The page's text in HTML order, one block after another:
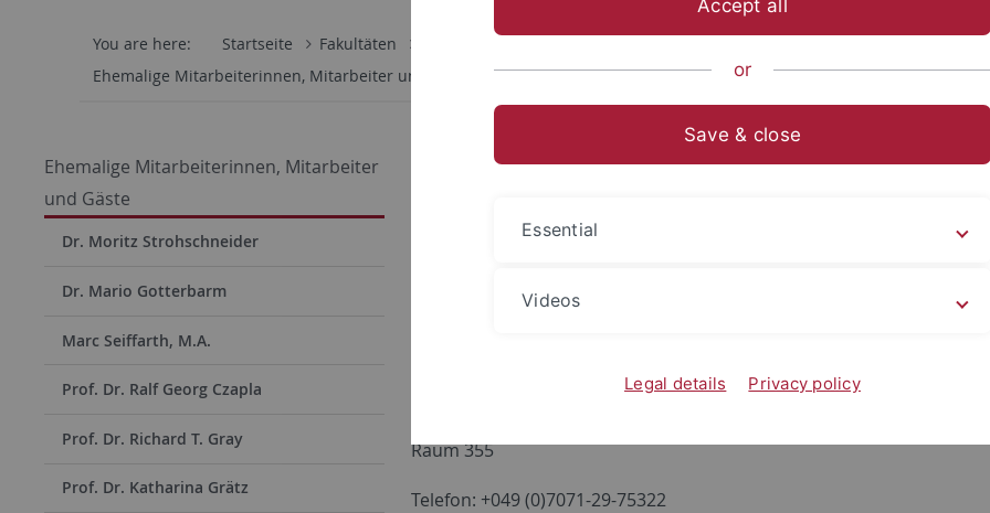
You are here: Startseite Fakultäten
Ehemalige Mitarbeiterinnen, Mitarbeiter und Gäste
David Schulz M.A.
Ehemalige Mitarbeiterinnen, Mitarbeiter
und Gäste
Dr. Moritz Strohschneider
Dr. Mario Gotterbarm
Marc Seiffarth, M.A.
Prof. Dr. Ralf Georg Czapla
Prof. Dr. Richard T. Gray
Prof. Dr. Katharina Grätz
David Schulz M.A.
Lehrstuhl Braungart
Raum 355
Telefon: +049 (0)7071-29-75322
Accept all
or
Save & close
Essential
Videos
Legal details Privacy policy